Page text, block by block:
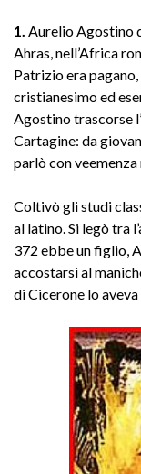
1. Aurelio Agostino
Ahras, nell’Africa
Patrizio era
cristianesimo ed
Agostino trascorse
Cartagine: da
parlò con veemenza
Coltivò gli studi
al latino. Si legò tra
372 ebbe un figlio,
accostarsi al
di Cicerone lo